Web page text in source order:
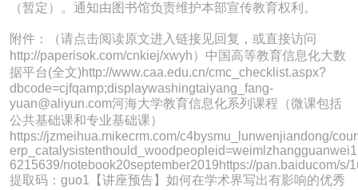
（暂定）。通知由图书馆负责维护本部宣传教育权利。
附件：（请点击阅读原文进入链接见回复，或直接访问
http://paperisok.com/cnkiej/xwyh）中国高等教育信息化大数
据平台(全文)http://www.caa.edu.cn/cmc_checklist.aspx?
dbcode=cjfqamp;displaywashingtaiyang_fang-
yuan@aliyun.com河海大学教育信息化系列课程（微课包括
公共基础课和专业基础课）
https://jzmeihua.mikecrm.com/c4bysmu_lunwenjiandong/
6215639/notebook20september2019https://pan.baiducom/
提取码：guo1【讲座预告】如何在学术界写出有影响的优秀